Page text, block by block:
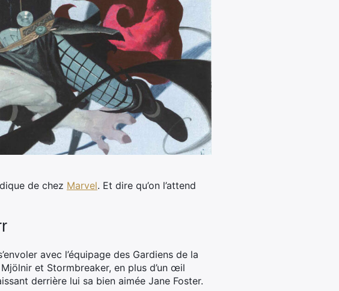
de chez Marvel. Et dire qu’on l’attend
avec l’équipage des Gardiens de la
et Stormbreaker, en plus d’un œil
derrière lui sa bien aimée Jane Foster.